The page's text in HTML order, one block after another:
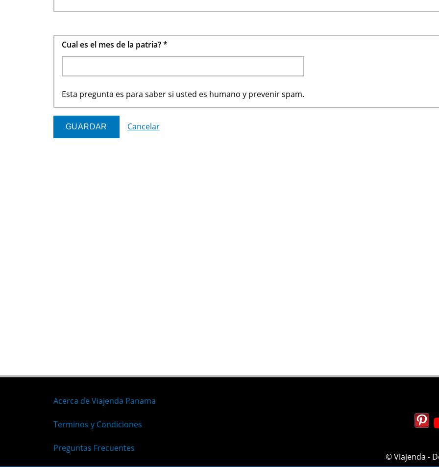
Cual es el mes de la patria?*
Esta pregunta es para saber si usted es humano y prevenir spam.
Cancelar
Acerca de Viajenda Panama
Terminos y Condiciones
Preguntas Frecuentes
© Viajenda -